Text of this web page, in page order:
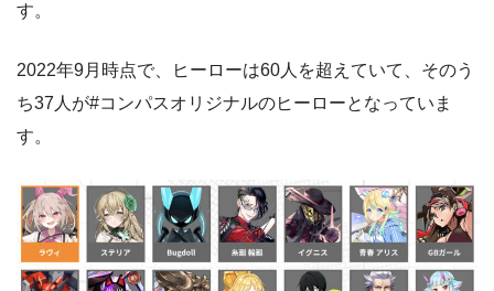
す。
2022年9月時点で、ヒーローは60人を超えていて、そのう
ち37人が#コンパスオリジナルのヒーローとなっていま
す。